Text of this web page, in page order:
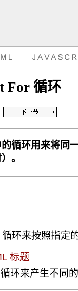
For 循环
循环用来将同
。
环来按照指定
标题
环来产生不同